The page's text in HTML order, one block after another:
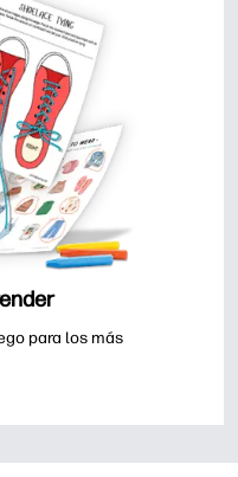
para los más